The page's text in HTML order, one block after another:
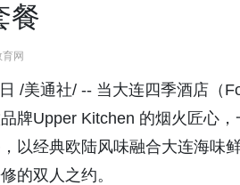
餐
网
/美通社/ -- 当大连四季酒店（
牌Upper Kitchen 的烟火匠心
以经典欧陆风味融合大连海味
的双人之约。